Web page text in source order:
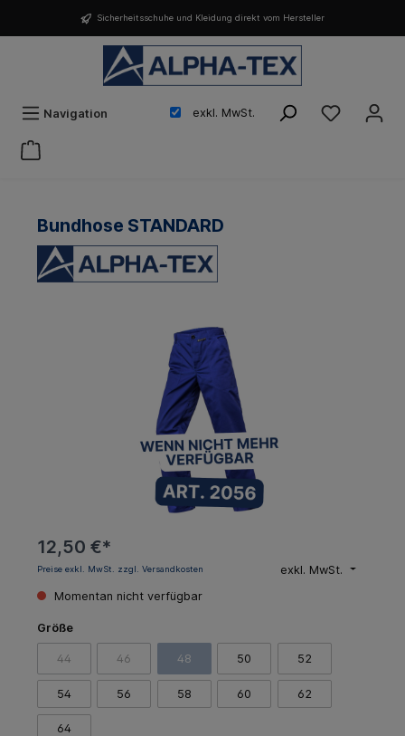
Sicherheitsschuhe und Kleidung direkt vom Hersteller
Navigation exkl. MwSt.
Bundhose STANDARD
12,50 €*
exkl. MwSt.
Preise exkl. MwSt. zzgl. Versandkosten
Momentan nicht verfügbar
Größe
44 46 48 50 52
54 56 58 60 62
64